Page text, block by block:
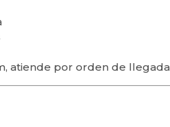
atiende por orden de llegada